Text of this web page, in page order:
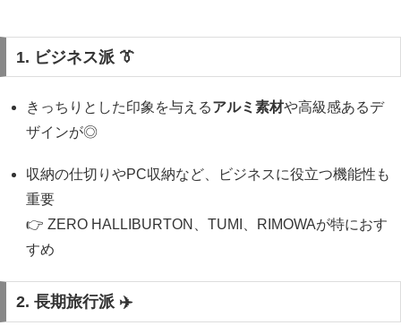
1. ビジネス派 👔
きっちりとした印象を与えるアルミ素材や高級感あるデ
ザインが◎
収納の仕切りやPC収納など、ビジネスに役立つ機能性も
重要
👉 ZERO HALLIBURTON、TUMI、RIMOWAが特におす
すめ
2. 長期旅行派 ✈️